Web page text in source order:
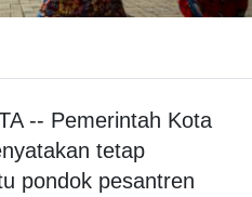
-- Pemerintah Kota
tetap
pondok pesantren